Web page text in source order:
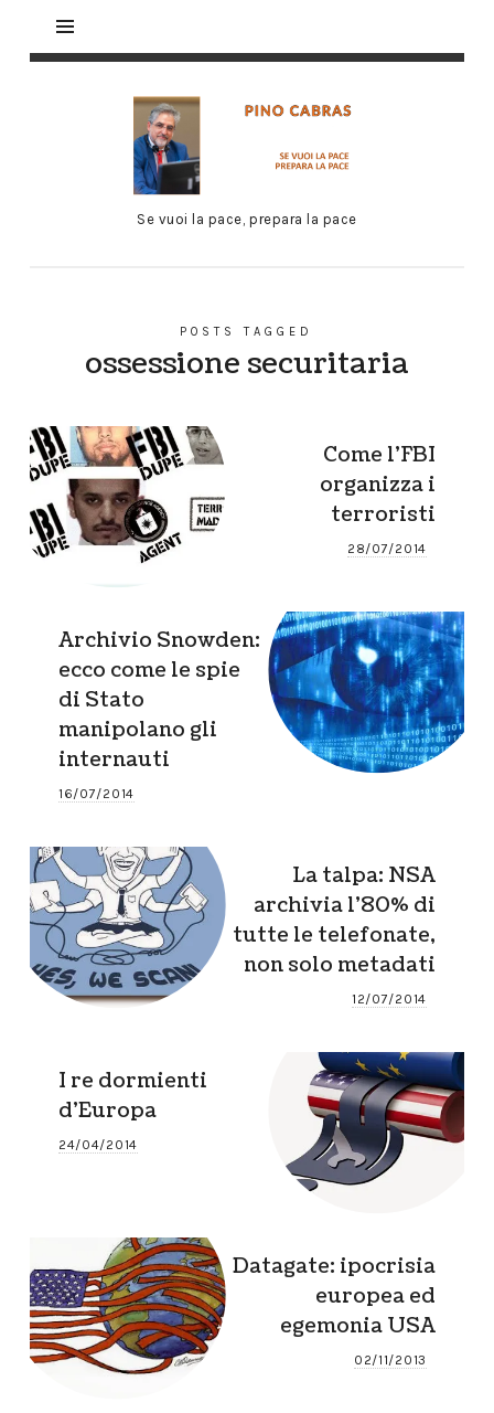
Se vuoi la pace, prepara la pace
POSTS TAGGED
ossessione securitaria
Come l’FBI
organizza i
terroristi
28/07/2014
Archivio Snowden:
ecco come le spie
di Stato
manipolano gli
internauti
16/07/2014
La talpa: NSA
archivia l’80% di
tutte le telefonate,
non solo metadati
12/07/2014
I re dormienti
d’Europa
24/04/2014
Datagate: ipocrisia
europea ed
egemonia USA
02/11/2013